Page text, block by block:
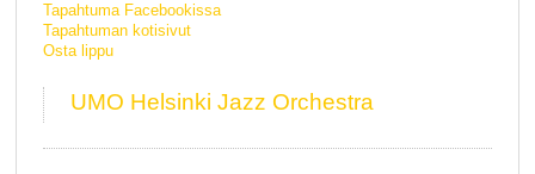
Tapahtuma Facebookissa
Tapahtuman kotisivut
Osta lippu
UMO Helsinki Jazz Orchestra